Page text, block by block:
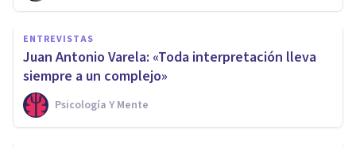
ENTREVISTAS
Juan Antonio Varela: «Toda interpretación lleva
siempre a un complejo»
Psicología Y Mente